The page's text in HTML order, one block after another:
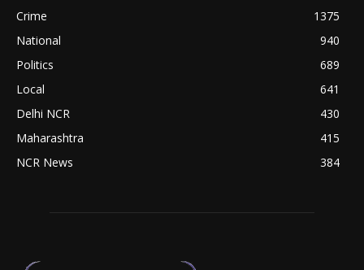
Crime
1375
National
940
Politics
689
Local
641
Delhi NCR
430
Maharashtra
415
NCR News
384